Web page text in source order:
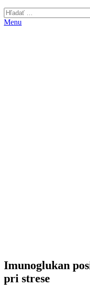
Hľadať:
Menu
Imunoglukan
pri strese